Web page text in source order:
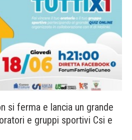
si ferma e lancia un grande
e gruppi sportivi Csi e